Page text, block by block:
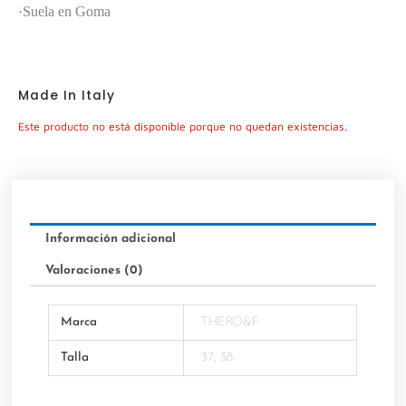
·Suela en Goma
Made In Italy
Este producto no está disponible porque no quedan existencias.
Información adicional
Valoraciones (0)
Marca THERO&F
Talla 37, 38